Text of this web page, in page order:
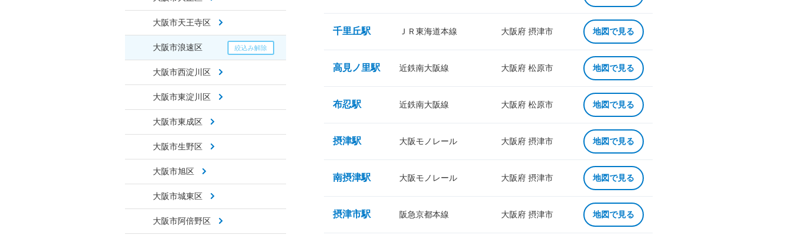
大阪市天王寺区
大阪市浪速区
大阪市西淀川区
大阪市東淀川区
大阪市東成区
大阪市生野区
大阪市旭区
大阪市城東区
大阪市阿倍野区
千里丘駅 ＪＲ東海道本線 大阪府 摂津市 地図で見る
高見ノ里駅 近鉄南大阪線 大阪府 松原市 地図で見る
布忍駅 近鉄南大阪線 大阪府 松原市 地図で見る
摂津駅 大阪モノレール 大阪府 摂津市 地図で見る
南摂津駅 大阪モノレール 大阪府 摂津市 地図で見る
摂津市駅 阪急京都本線 大阪府 摂津市 地図で見る